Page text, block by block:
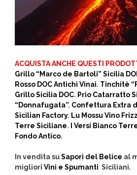
ACQUISTA ANCHE QUESTI
Grillo “Marco de Bartoli” Sicilia
Rosso DOC Antichi Vinai. Tinchitè
Grillo Sicilia DOC. Prio Catarratto
“Donnafugata”. Confettura Extra
Sicilian Factory. Lu Mossu Vino
Terre Siciliane.
I Versi Bianco
Fondo Antico.
In vendita suSapori del Belice al
migliori Vini e Spumanti Siciliani.